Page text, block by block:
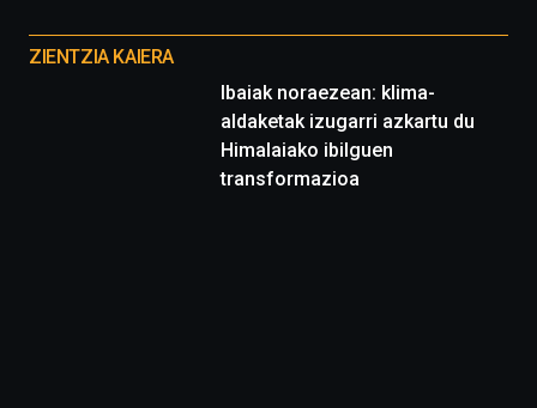
proyectos
ZIENTZIA KAIERA
Ibaiak noraezean: klima-
aldaketak izugarri azkartu du
Himalaiako ibilguen
transformazioa